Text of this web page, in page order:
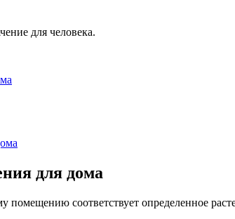
для человека.
для дома
соответствует определенное